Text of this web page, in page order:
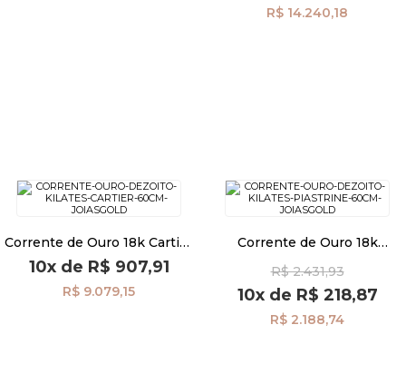
R$ 14.240,18
Corrente de Ouro 18k Cartier
de 3,1mm com 60cm
co04599
10xde R$ 907,91
R$ 9.079,15
Corrente de Ouro 18k
60cm co04586
R$ 2.431,93
10xde R$ 218,87
R$ 2.188,74